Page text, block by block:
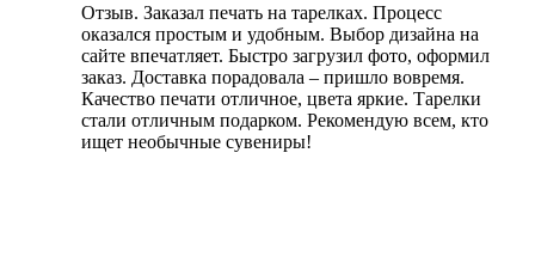
Отзыв. Заказал печать на тарелках. Процесс
оказался простым и удобным. Выбор дизайна на
сайте впечатляет. Быстро загрузил фото, оформил
заказ. Доставка порадовала – пришло вовремя.
Качество печати отличное, цвета яркие. Тарелки
стали отличным подарком. Рекомендую всем, кто
ищет необычные сувениры!